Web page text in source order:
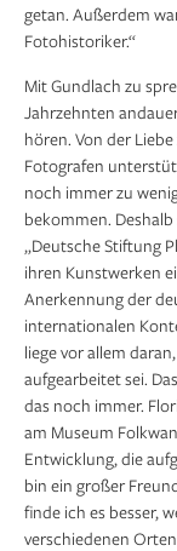
getan. Außerdem
Fotohistoriker.“
Mit Gundlach zu
Jahrzehnten
hören. Von der
Fotografen
noch immer zu
bekommen.
„Deutsche Stiftung
ihren Kunstwerken
Anerkennung der
internationalen
liege vor allem
aufgearbeitet sei.
das noch immer.
am Museum
Entwicklung, die
bin ein großer
finde ich es besser,
verschiedenen